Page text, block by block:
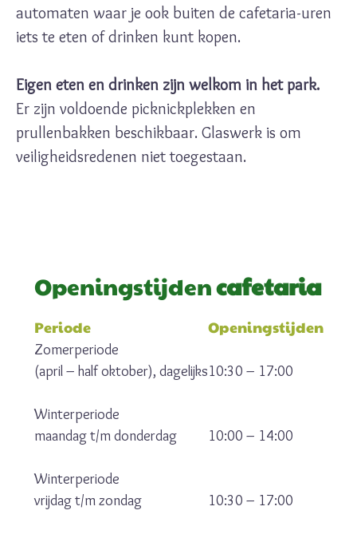
automaten waar je ook buiten de cafetaria-uren
iets te eten of drinken kunt kopen.
Eigen eten en drinken zijn welkom in het park.
Er zijn voldoende picknickplekken en
prullenbakken beschikbaar. Glaswerk is om
veiligheidsredenen niet toegestaan.
Openingstijdencafetaria
Periode Openingstijden
Zomerperiode
(april – half oktober), dagelijks10:30 – 17:00
Winterperiode
maandag t/m donderdag
10:00 – 14:00
Winterperiode
vrijdag t/m zondag
10:30 – 17:00